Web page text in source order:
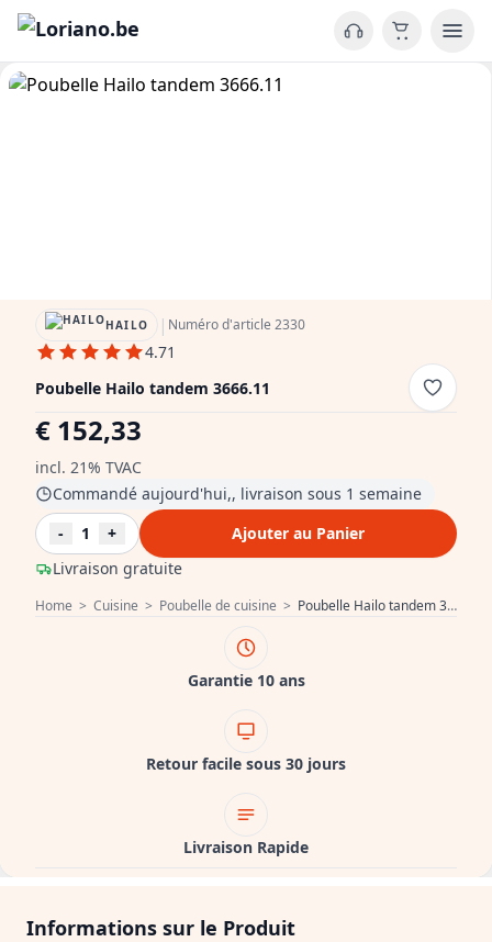
Home > Cuisine > Poubelle de cuisine > Poubelle Hailo tandem 3666.11
HAILO | Numéro d'article 2330
4.71
Poubelle Hailo tandem 3666.11
€ 152,33
incl. 21% TVAC
Livraison gratuite
Commandé aujourd'hui,, livraison sous 1 semaine
-
1 + Ajouter au Panier
Garantie 10 ans
Retour facile sous 30 jours
Livraison Rapide
Informations sur le Produit